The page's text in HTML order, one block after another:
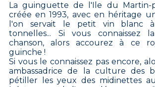
La guinguette de l'Ile du Martin-
créée en 1993, avec en héritage
l'on servait le petit vin blanc
tonnelles... Si vous connaissez
chanson, alors accourez à ce
guinche !
Si vous le connaissez pas encore,
ambassadrice de la culture des
pétiller les yeux des midinettes